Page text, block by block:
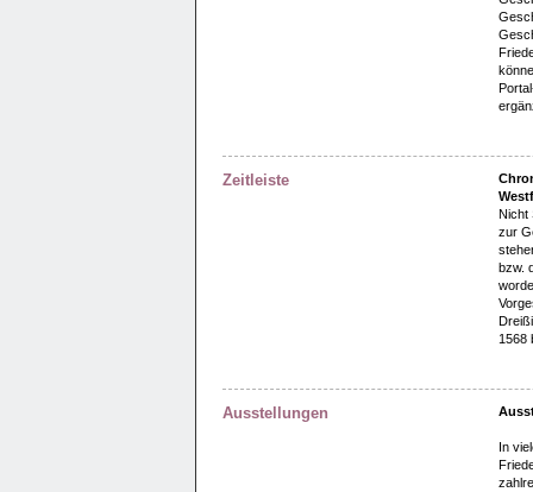
Zeitleiste
Nicht
zur
bzw.
1568
Ausstellungen
In